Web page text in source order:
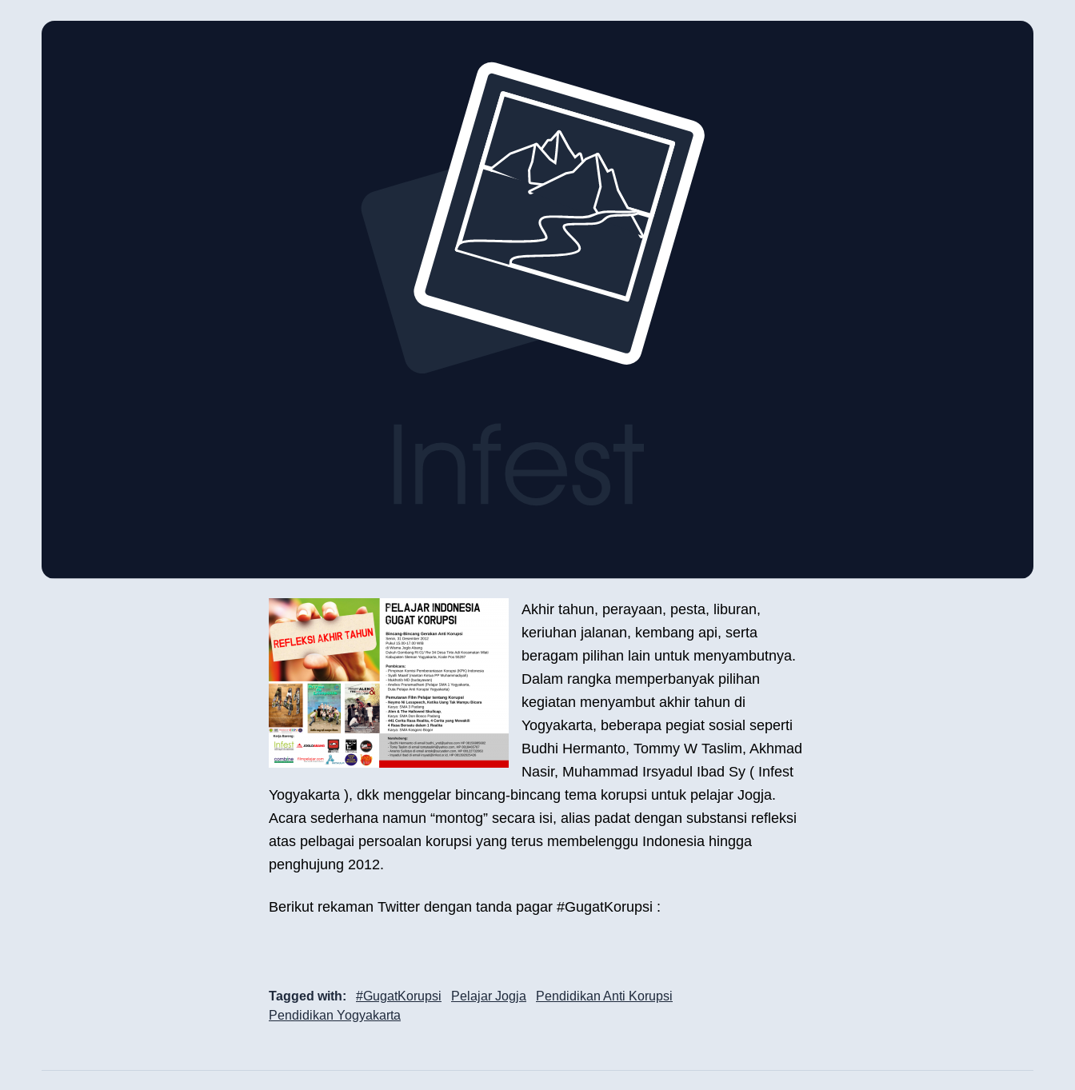
Akhir tahun, perayaan, pesta, liburan,
keriuhan jalanan, kembang api, serta
beragam pilihan lain untuk menyambutnya.
Dalam rangka memperbanyak pilihan
kegiatan menyambut akhir tahun di
Yogyakarta, beberapa pegiat sosial seperti
Budhi Hermanto, Tommy W Taslim, Akhmad
Nasir, Muhammad Irsyadul Ibad Sy ( Infest
Yogyakarta ), dkk menggelar bincang-bincang tema korupsi untuk pelajar Jogja.
Acara sederhana namun “montog” secara isi, alias padat dengan substansi refleksi
atas pelbagai persoalan korupsi yang terus membelenggu Indonesia hingga
penghujung 2012.
Berikut rekaman Twitter dengan tanda pagar #GugatKorupsi :
Tagged with: #GugatKorupsi Pelajar Jogja
Pendidikan Anti Korupsi
Pendidikan Yogyakarta